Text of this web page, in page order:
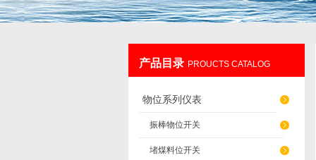
产品目录 PROUCTS CATALOG
物位系列仪表
振棒物位开关
堵煤料位开关